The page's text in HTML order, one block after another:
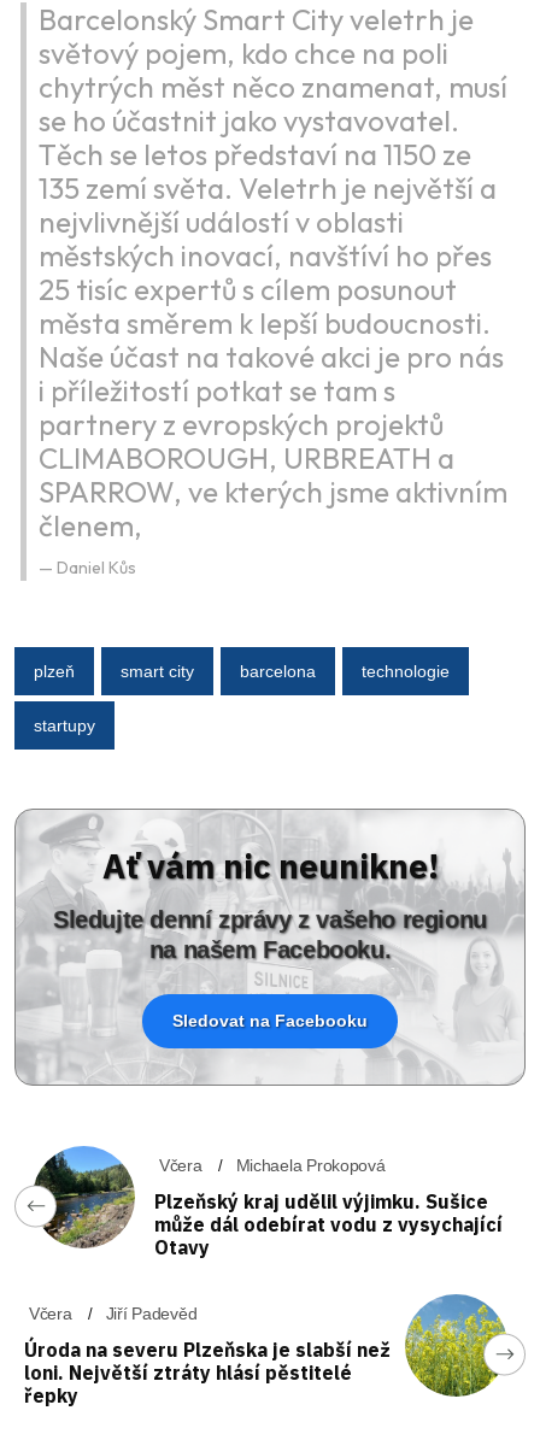
Barcelonský Smart City veletrh je
světový pojem, kdo chce na poli
chytrých měst něco znamenat, musí
se ho účastnit jako vystavovatel.
Těch se letos představí na 1150 ze
135 zemí světa. Veletrh je největší a
nejvlivnější událostí v oblasti
městských inovací, navštíví ho přes
25 tisíc expertů s cílem posunout
města směrem k lepší budoucnosti.
Naše účast na takové akci je pro nás
i příležitostí potkat se tam s
partnery z evropských projektů
CLIMABOROUGH, URBREATH a
SPARROW, ve kterých jsme aktivním
členem,
Daniel Kůs
plzeň smart city barcelona technologie
startupy
Ať vám nic neunikne!
Sledujte denní zprávy z vašeho regionu
na našem Facebooku.
Sledovat na Facebooku
Včera Michaela Prokopová
Plzeňský kraj udělil výjimku. Sušice
může dál odebírat vodu z vysychající
Otavy
Včera Jiří Padevěd
Úroda na severu Plzeňska je slabší než
loni. Největší ztráty hlásí pěstitelé
řepky